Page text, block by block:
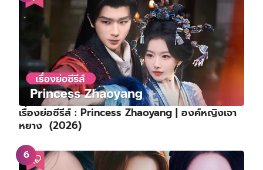
เรื่องย่อซีรีส์ : Princess Zhaoyang | องค์หญิงเจา
หยาง (2026)